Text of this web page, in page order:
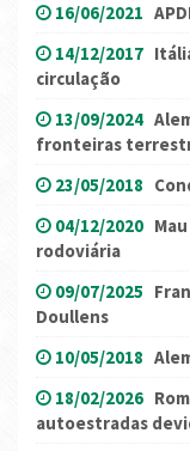
16/06/2021
14/12/2017
circulação
13/09/2024
fronteiras
23/05/2018
04/12/2020
rodoviária
09/07/2025
Doullens
10/05/2018
18/02/2026
autoestradas